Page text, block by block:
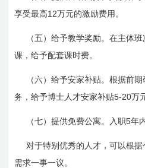
享受最高12万元的激励费用。
（五）给予教学奖励。在主体
课，给予配套课时费。
（六）给予安家补贴。根据前
务，给予博士人才安家补贴5-20万
（七）提供免费公寓。入职5年
对于特别优秀的人才，可以根
需求一事一议。